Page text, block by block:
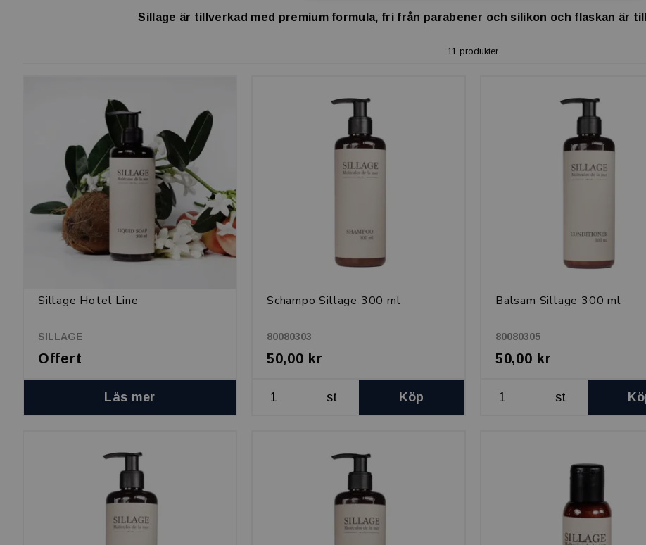
Sillage är tillverkad med premium formula, fri från parabener och silikon och flaskan är
11 produkter
Sillage Hotel Line
SILLAGE
Offert
Läs mer
Schampo Sillage 300 ml
80080303
50,00 kr
st Köp
Balsam Sillage 300 ml
80080305
50,00 kr
st